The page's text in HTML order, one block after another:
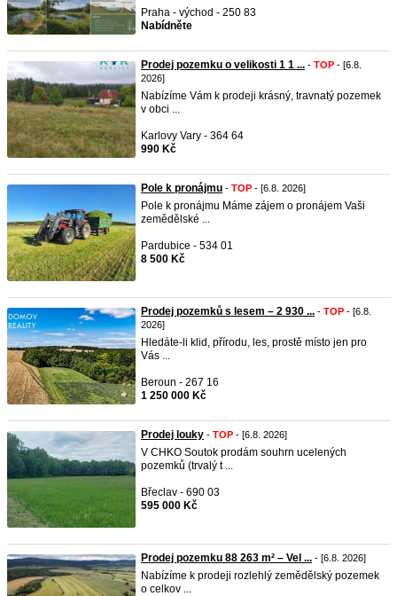
Praha - východ - 250 83
Nabídněte
Prodej pozemku o velikosti 1 1 ... - TOP - [6.8.
2026]
Nabízíme Vám k prodeji krásný, travnatý pozemek
v obci ...
Karlovy Vary - 364 64
990 Kč
Pole k pronájmu - TOP - [6.8. 2026]
Pole k pronájmu Máme zájem o pronájem Vaši
zemědělské ...
Pardubice - 534 01
8 500 Kč
Prodej pozemků s lesem – 2 930 ... - TOP - [6.8.
2026]
Hledáte-li klid, přírodu, les, prostě místo jen pro
Vás ...
Beroun - 267 16
1 250 000 Kč
Prodej louky - TOP - [6.8. 2026]
V CHKO Soutok prodám souhrn ucelených
pozemků (trvalý t ...
Břeclav - 690 03
595 000 Kč
Prodej pozemku 88 263 m² – Vel ... - [6.8. 2026]
Nabízíme k prodeji rozlehlý zemědělský pozemek
o celkov ...